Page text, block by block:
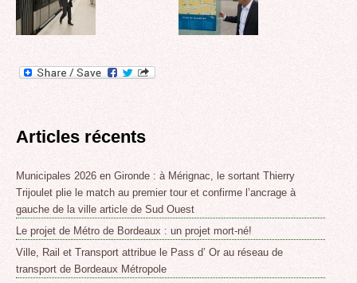
Articles récents
Municipales 2026 en Gironde : à Mérignac, le sortant Thierry
Trijoulet plie le match au premier tour et confirme l’ancrage à
gauche de la ville article de Sud Ouest
Le projet de Métro de Bordeaux : un projet mort-né!
Ville, Rail et Transport attribue le Pass d’ Or au réseau de
transport de Bordeaux Métropole